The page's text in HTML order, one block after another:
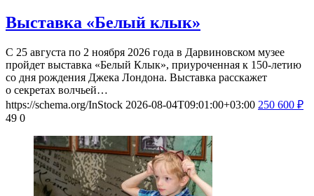
Выставка «Белый клык»
С 25 августа по 2 ноября 2026 года в Дарвиновском музее
пройдет выставка «Белый Клык», приуроченная к 150-летию
со дня рождения Джека Лондона. Выставка расскажет
о секретах волчьей…
https://schema.org/InStock 2026-08-04T09:01:00+03:00 250 600 ₽
49 0